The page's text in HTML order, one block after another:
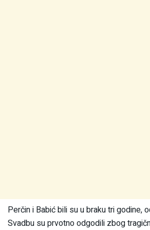
Perčin i Babić bili su u braku tri godine,
Svadbu su prvotno odgodili zbog